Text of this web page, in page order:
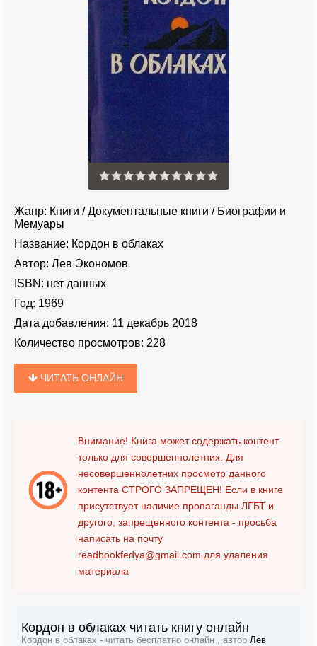
Жанр: Книги /Документальные книги / Биографии и
Мемуары
Название: Кордон в облаках
Автор: Лев Экономов
ISBN: нет данных
Год: 1969
Дата добавления: 11 декабрь 2018
Количество просмотров: 228
ЧИТАТЬ ОНЛАЙН
Внимание! Книга может содержать контент
только для совершеннолетних. Для
несовершеннолетних просмотр данного
контента СТРОГО ЗАПРЕЩЕН! Если в книге
присутствует наличие пропаганды ЛГБТ и
другого, запрещенного контента - просьба
написать на почту
readbookfedya@gmail.com для удаления
материала
Кордон в облаках читать книгу онлайн
Кордон в облаках - читать бесплатно онлайн , автор Лев